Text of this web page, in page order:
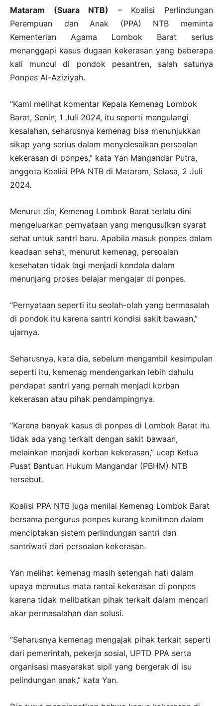
Mataram (Suara NTB)
– Koalisi Perlindungan
Perempuan dan Anak (PPA) NTB meminta
Kementerian Agama Lombok Barat serius
menanggapi kasus dugaan kekerasan yang beberapa
kali muncul di pondok pesantren, salah satunya
Ponpes Al-Aziziyah.
“Kami melihat komentar Kepala Kemenag Lombok
Barat, Senin, 1 Juli 2024, itu seperti mengulangi
kesalahan, seharusnya kemenag bisa menunjukkan
sikap yang serius dalam menyelesaikan persoalan
kekerasan di ponpes,” kata Yan Mangandar Putra,
anggota Koalisi PPA NTB di Mataram, Selasa, 2 Juli
2024.
Menurut dia, Kemenag Lombok Barat terlalu dini
mengeluarkan pernyataan yang mengusulkan syarat
sehat untuk santri baru. Apabila masuk ponpes dalam
keadaan sehat, menurut kemenag, persoalan
kesehatan tidak lagi menjadi kendala dalam
menunjang proses belajar mengajar di ponpes.
“Pernyataan seperti itu seolah-olah yang bermasalah
di pondok itu karena santri kondisi sakit bawaan,”
ujarnya.
Seharusnya, kata dia, sebelum mengambil kesimpulan
seperti itu, kemenag mendengarkan lebih dahulu
pendapat santri yang pernah menjadi korban
kekerasan atau pihak pendampingnya.
“Karena banyak kasus di ponpes di Lombok Barat itu
tidak ada yang terkait dengan sakit bawaan,
melainkan menjadi korban kekerasan,” ucap Ketua
Pusat Bantuan Hukum Mangandar (PBHM) NTB
tersebut.
Koalisi PPA NTB juga menilai Kemenag Lombok Barat
bersama pengurus ponpes kurang komitmen dalam
menciptakan sistem perlindungan santri dan
santriwati dari persoalan kekerasan.
Yan melihat kemenag masih setengah hati dalam
upaya memutus mata rantai kekerasan di ponpes
karena tidak melibatkan pihak terkait dalam mencari
akar permasalahan dan solusi.
“Seharusnya kemenag mengajak pihak terkait seperti
dari pemerintah, pekerja sosial, UPTD PPA serta
organisasi masyarakat sipil yang bergerak di isu
pelindungan anak,” kata Yan.